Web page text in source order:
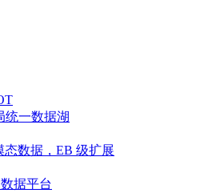
统一数据湖
数据，EB 级扩展
据平台